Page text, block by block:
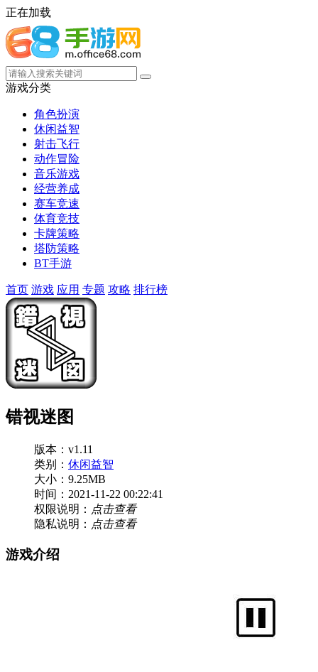
正在加载
游戏分类
角色扮演
休闲益智
射击飞行
动作冒险
音乐游戏
经营养成
赛车竞速
体育竞技
卡牌策略
塔防策略
BT手游
首页 游戏 应用 专题 攻略 排行榜
错视迷图
版本：v1.11
类别： 休闲益智
大小：9.25MB
时间：2021-11-22 00:22:41
权限说明： 点击查看
隐私说明： 点击查看
游戏介绍